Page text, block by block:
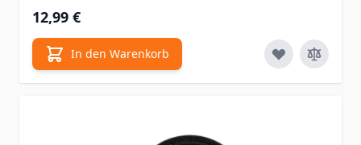
12,99 €
In den Warenkorb